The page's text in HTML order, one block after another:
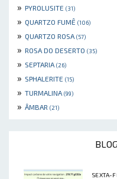
» PYROLUSITE (31)
» QUARTZO FUMÊ (106)
» QUARTZO ROSA (57)
» ROSA DO DESERTO (35)
» SEPTARIA (26)
» SPHALERITE (15)
» TURMALINA (99)
» ÂMBAR (21)
SEXTA-